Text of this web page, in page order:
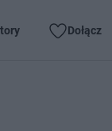
Dołącz